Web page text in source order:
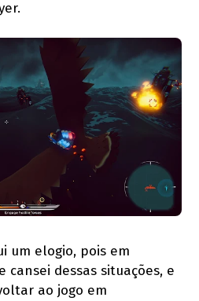
um elogio, pois em
dessas situações, e
ao jogo em